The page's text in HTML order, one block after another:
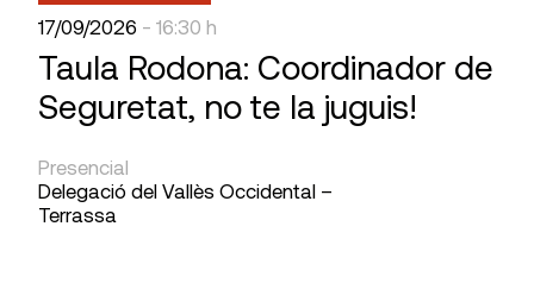
17/09/2026 - 16:30 h
Taula Rodona: Coordinador de
Seguretat, no te la juguis!
Presencial
Delegació del Vallès Occidental –
Terrassa